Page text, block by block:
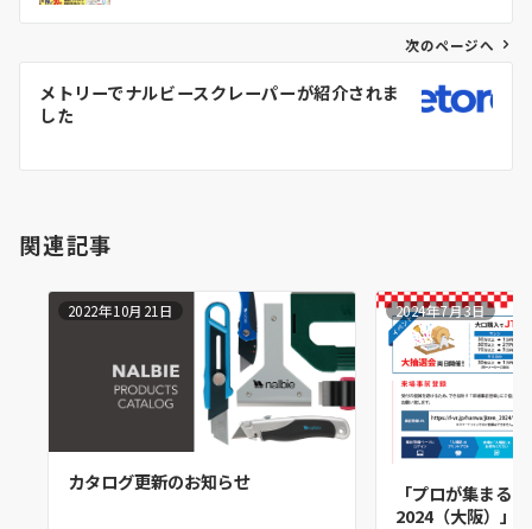
ビ
ン
次のページへ
メトリーでナルビースクレーパーが紹介されま
した
関連記事
2022年10月21日
カタログ更新のお知らせ
2024年7月3日
「プロが集まる
2024（大阪）」